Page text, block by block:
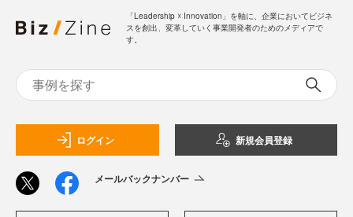
「Leadership ☓ Innovation」を軸に、企業においてビジネ
スを創出、変革していく事業開発者のためのメディアで
す。
ログイン 新規会員登録
メールバックナンバー